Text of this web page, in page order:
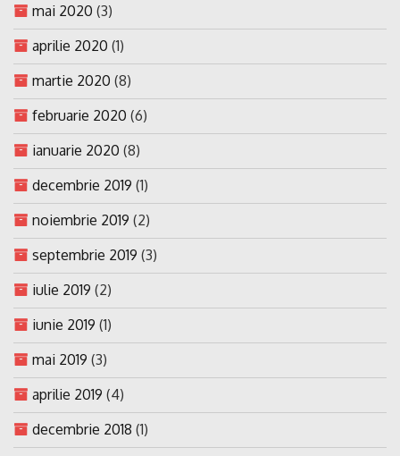
mai 2020 (3)
aprilie 2020 (1)
martie 2020 (8)
februarie 2020 (6)
ianuarie 2020 (8)
decembrie 2019 (1)
noiembrie 2019 (2)
septembrie 2019 (3)
iulie 2019 (2)
iunie 2019 (1)
mai 2019 (3)
aprilie 2019 (4)
decembrie 2018 (1)